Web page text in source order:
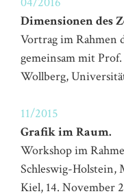
Dimensionen des
Vortrag im Rahmen
gemeinsam mit
Wollberg,
11/2015
Grafik im Raum.
Workshop im
Schleswig-Holstein,
Kiel, 14. November